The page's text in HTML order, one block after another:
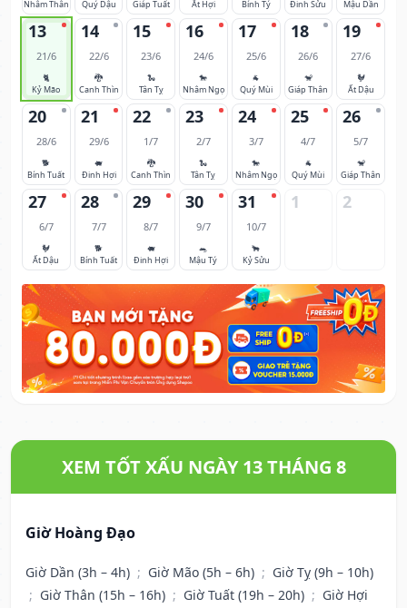
Nhâm Thân
Quý Dậu
Giáp Tuất
Ất Hợi
Bính Tý
Đinh Sửu
Mậu Dần
13
21/6
🐈
Kỷ Mão
14
22/6
🐉
Canh Thìn
15
23/6
🐍
Tân Tỵ
16
24/6
🐎
Nhâm Ngọ
17
25/6
🐐
Quý Mùi
18
26/6
🐒
Giáp Thân
19
27/6
🐓
Ất Dậu
20
28/6
🐕
Bính Tuất
21
29/6
🐖
Đinh Hợi
22
1/7
🐉
Canh Thìn
23
2/7
🐍
Tân Tỵ
24
3/7
🐎
Nhâm Ngọ
25
4/7
🐐
Quý Mùi
26
5/7
🐒
Giáp Thân
27
6/7
🐓
Ất Dậu
28
7/7
🐕
Bính Tuất
29
8/7
🐖
Đinh Hợi
30
9/7
🐀
Mậu Tý
31
10/7
🐂
Kỷ Sửu
1 2
XEM TỐT XẤU NGÀY 13 THÁNG 8
Giờ Hoàng Đạo
Giờ Dần (3h – 4h) ; Giờ Mão (5h – 6h) ; Giờ Tỵ (9h – 10h)
; Giờ Thân (15h – 16h) ; Giờ Tuất (19h – 20h) ; Giờ Hợi